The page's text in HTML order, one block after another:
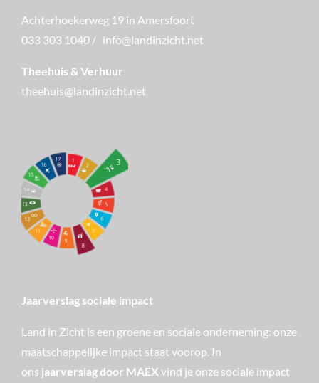
Achterhoekerweg 19 in Amersfoort
033 303 1040 / info@landinzicht.net
Theehuis & Verhuur
theehuis@landinzicht.net
Jaarverslag sociale impact
Land in Zicht is een groene en sociale onderneming: onze
maatschappelijke impact staat voorop. In
ons jaarverslag door MAEX vind je onze sociale impact